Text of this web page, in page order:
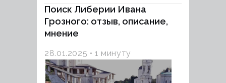
Поиск Либерии Ивана
Грозного: отзыв, описание,
мнение
28.01.2025 1 минуту